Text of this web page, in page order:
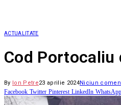
ACTUALITATE
Cod Portocaliu
By Ion Petre23 aprilie 2024Niciun
Facebook Twitter Pinterest LinkedIn WhatsApp